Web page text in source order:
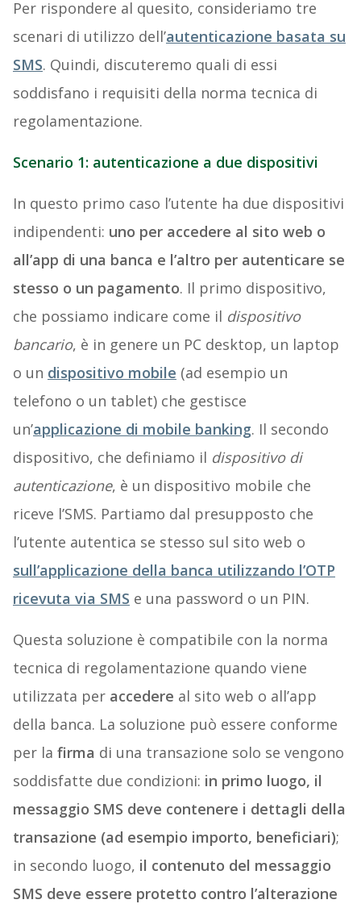
Per rispondere al quesito, consideriamo tre
scenari di utilizzo dell’autenticazione basata su
SMS. Quindi, discuteremo quali di essi
soddisfano i requisiti della norma tecnica di
regolamentazione.
Scenario 1: autenticazione a due dispositivi
In questo primo caso l’utente ha due dispositivi
indipendenti: uno per accedere al sito web o
all’app di una banca e l’altro per autenticare se
stesso o un pagamento. Il primo dispositivo,
che possiamo indicare come il dispositivo
bancario, è in genere un PC desktop, un laptop
o un dispositivo mobile (ad esempio un
telefono o un tablet) che gestisce
un’applicazione di mobile banking. Il secondo
dispositivo, che definiamo il dispositivo di
autenticazione, è un dispositivo mobile che
riceve l’SMS. Partiamo dal presupposto che
l’utente autentica se stesso sul sito web o
sull’applicazione della banca utilizzando l’OTP
ricevuta via SMS e una password o un PIN.
Questa soluzione è compatibile con la norma
tecnica di regolamentazione quando viene
utilizzata per accedere al sito web o all’app
della banca. La soluzione può essere conforme
per la firma di una transazione solo se vengono
soddisfatte due condizioni: in primo luogo, il
messaggio SMS deve contenere i dettagli della
transazione (ad esempio importo, beneficiari);
in secondo luogo, il contenuto del messaggio
SMS deve essere protetto contro l’alterazione